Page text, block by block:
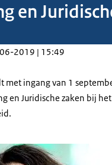
en
2019 | 15:49
met ingang van 1
en Juridische zaken bij